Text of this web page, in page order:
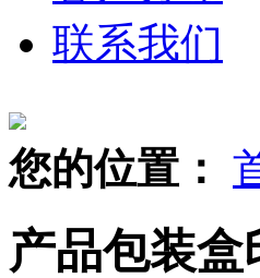
联系我们
您的位置：
产品包装